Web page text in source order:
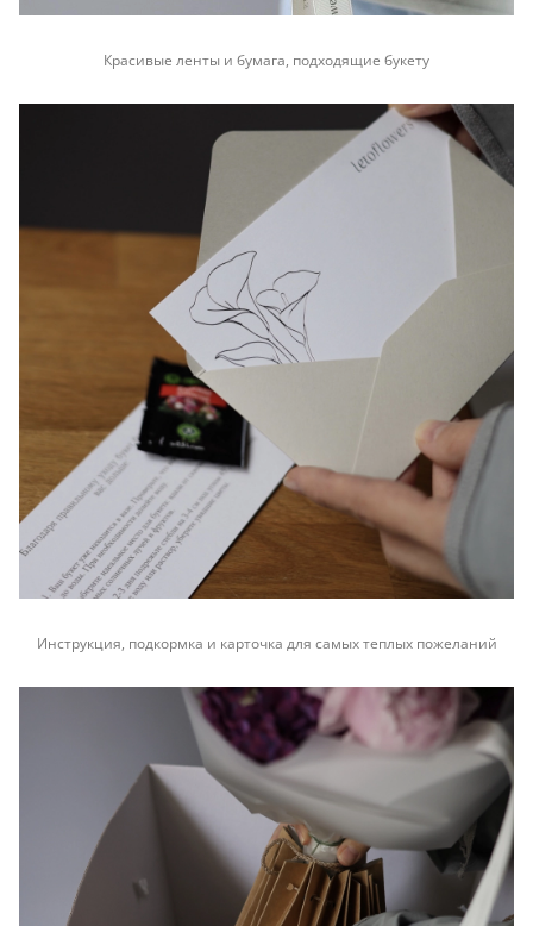
Красивые ленты и бумага, подходящие букету
Инструкция, подкормка и карточка для самых теплых пожеланий